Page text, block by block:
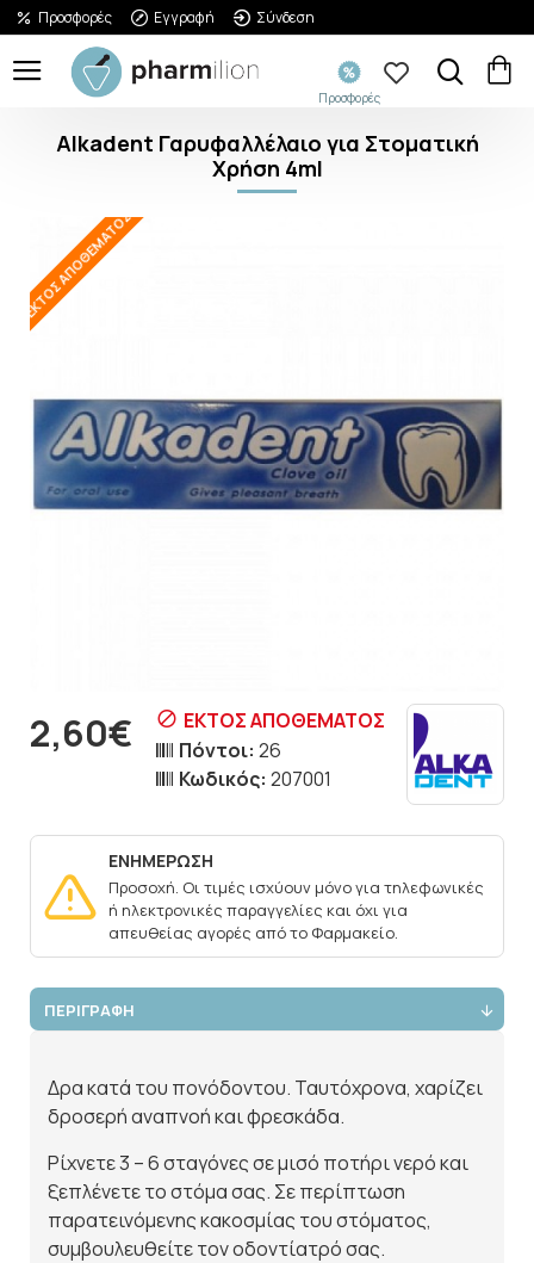
Προσφορές Εγγραφή Σύνδεση
Προσφορές
Alkadent Γαρυφαλλέλαιο για Στοματική
Χρήση 4ml
ΕΚΤΌΣ ΑΠΟΘΈΜΑΤΟΣ
ΕΝΗΜΕΡΩΣΗ
Προσοχή. Οι τιμές ισχύουν μόνο για τηλεφωνικές
ή ηλεκτρονικές παραγγελίες και όχι για
απευθείας αγορές από το Φαρμακείο.
2,60€
ΕΚΤΌΣ ΑΠΟΘΈΜΑΤΟΣ
Πόντοι: 26
Κωδικός: 207001
ΠΕΡΙΓΡΑΦΗ
Δρα κατά του πονόδοντου. Ταυτόχρονα, χαρίζει
δροσερή αναπνοή και φρεσκάδα.
Ρίχνετε 3 – 6 σταγόνες σε μισό ποτήρι νερό και
ξεπλένετε το στόμα σας. Σε περίπτωση
παρατεινόμενης κακοσμίας του στόματος,
συμβουλευθείτε τον οδοντίατρό σας.